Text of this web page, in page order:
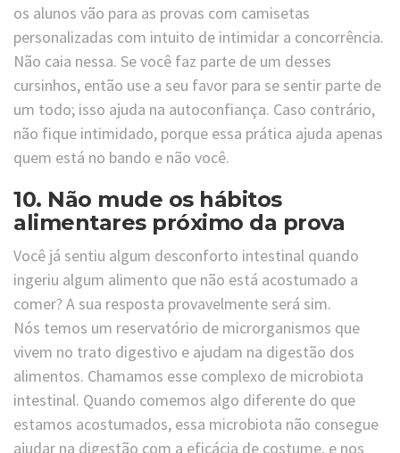
os alunos vão para as provas com camisetas
personalizadas com intuito de intimidar a concorrência.
Não caia nessa. Se você faz parte de um desses
cursinhos, então use a seu favor para se sentir parte de
um todo; isso ajuda na autoconfiança. Caso contrário,
não fique intimidado, porque essa prática ajuda apenas
quem está no bando e não você.
10. Não mude os hábitos
alimentares próximo da prova
Você já sentiu algum desconforto intestinal quando
ingeriu algum alimento que não está acostumado a
comer? A sua resposta provavelmente será sim.
Nós temos um reservatório de microrganismos que
vivem no trato digestivo e ajudam na digestão dos
alimentos. Chamamos esse complexo de microbiota
intestinal. Quando comemos algo diferente do que
estamos acostumados, essa microbiota não consegue
ajudar na digestão com a eficácia de costume, e nos